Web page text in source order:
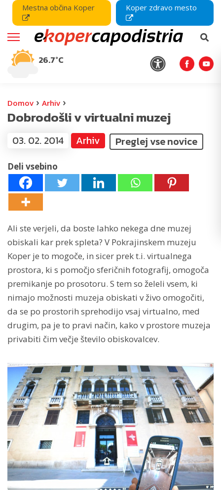
Mestna občina Koper Koper zdravo mesto
26.7°C
Domov › Arhiv ›
Dobrodošli v virtualni muzej
03. 02. 2014 Arhiv Preglej vse novice
Deli vsebino
Ali ste verjeli, da boste lahko nekega dne muzej
obiskali kar prek spleta? V Pokrajinskem muzeju
Koper je to mogoče, in sicer prek t.i. virtualnega
prostora, ki s pomočjo sferičnih fotografij, omogoča
premikanje po prosotoru. S tem so želeli vsem, ki
nimajo možnosti muzeja obiskati v živo omogočiti,
da se po prostorih sprehodijo vsaj virtualno, med
drugim, pa je to pravi način, kako v prostore muzeja
privabiti čim večje število obiskovalcev.